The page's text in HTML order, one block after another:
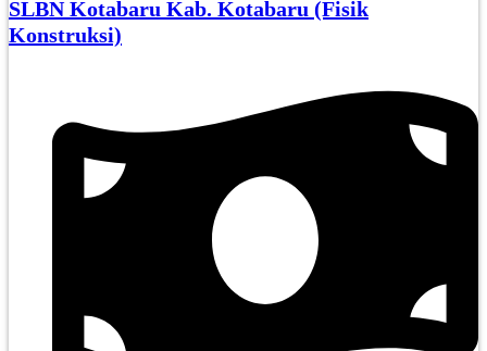
SLBN Kotabaru Kab. Kotabaru (Fisik
Konstruksi)